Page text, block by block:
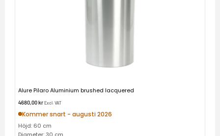
Alure Pilaro Aluminium brushed lacquered
4680,00krExcl. VAT
Kommer snart - augusti 2026
Höjd: 60 cm
Diameter: 30 cm